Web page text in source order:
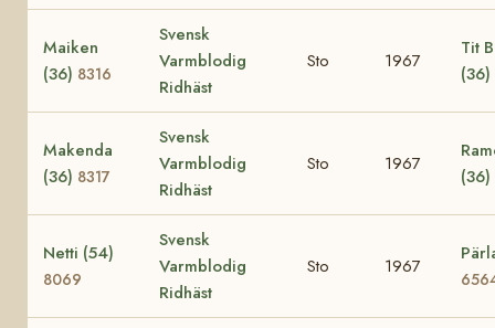
Maiken
(36) 8316
Svensk
Varmblodig
Ridhäst
Sto 1967
Tit
(36)
Makenda
(36) 8317
Svensk
Varmblodig
Ridhäst
Sto 1967
(36)
Netti (54)
8069
Svensk
Varmblodig
Ridhäst
Sto 1967